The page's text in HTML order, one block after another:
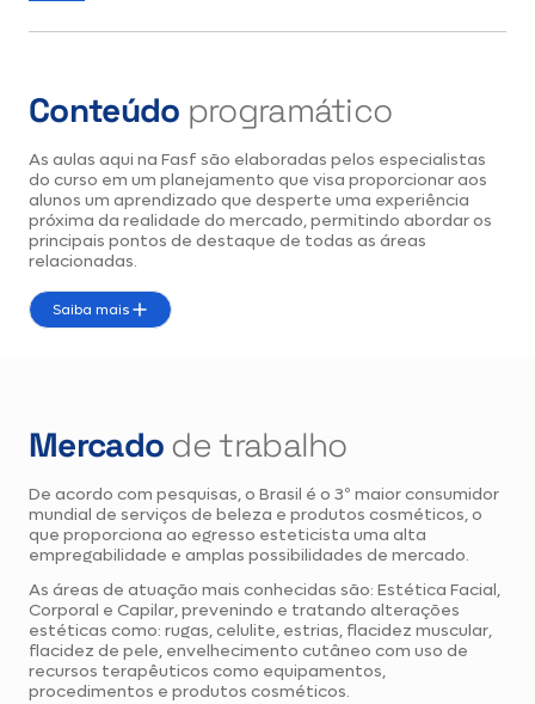
e Imunofarmacologia de Produtos Naturais pela
de Filosofia, Ciências e Letras do Alto São Francisco,
docente dos cursos de Farmácia, Estética e Cosmética,
Nutrição, Enfermagem, Educação Física e Fisioterapia na
mesma instituição. Avaliadora de cursos superiores
selecionados pela Comissão Técnica de
Acompanhamento da Avaliação – CTAA, Ministério da
Educação. Ampla experiência acadêmica (desde 2013) em
docência, em gestão educacional e em assuntos
regulatórios e gestão da qualidade de ensino da educação
superior, e experiência profissional em Desenvolvimento,
Conteúdo programático
As aulas aqui na Fasf são elaboradas pelos especialistas
do curso em um planejamento que visa proporcionar aos
alunos um aprendizado que desperte uma experiência
próxima da realidade do mercado, permitindo abordar os
principais pontos de destaque de todas as áreas
relacionadas.
Saiba mais
Mercadode trabalho
De acordo com pesquisas, o Brasil é o 3º maior consumidor
mundial de serviços de beleza e produtos cosméticos, o
que proporciona ao egresso esteticista uma alta
empregabilidade e amplas possibilidades de mercado.
As áreas de atuação mais conhecidas são: Estética Facial,
Corporal e Capilar, prevenindo e tratando alterações
estéticas como: rugas, celulite, estrias, flacidez muscular,
flacidez de pele, envelhecimento cutâneo com uso de
recursos terapêuticos como equipamentos,
procedimentos e produtos cosméticos.